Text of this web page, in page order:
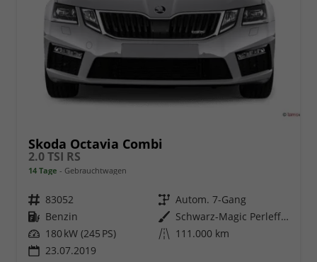
Skoda Octavia Combi
2.0 TSI RS
14 Tage Gebrauchtwagen
Fahrzeugnr. 83052 Getriebe Autom. 7-Gang
Kraftstoff Benzin Außenfarbe
Schwarz-Magic Perleffekt
Leistung 180 kW (245 PS) Kilometerstand 111.000 km
23.07.2019